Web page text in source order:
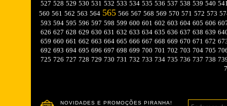
527 528 529 530 531 532 533 534 535 536 537 538 539 540
560 561 562 563 564 565 566 567 568 569 570 571 572 573
593 594 595 596 597 598 599 600 601 602 603 604 605 606
626 627 628 629 630 631 632 633 634 635 636 637 638 639
659 660 661 662 663 664 665 666 667 668 669 670 671 672
692 693 694 695 696 697 698 699 700 701 702 703 704 705
725 726 727 728 729 730 731 732 733 734 735 736 737 738
NOVIDADES E PROMOÇÕES PIRANHA!